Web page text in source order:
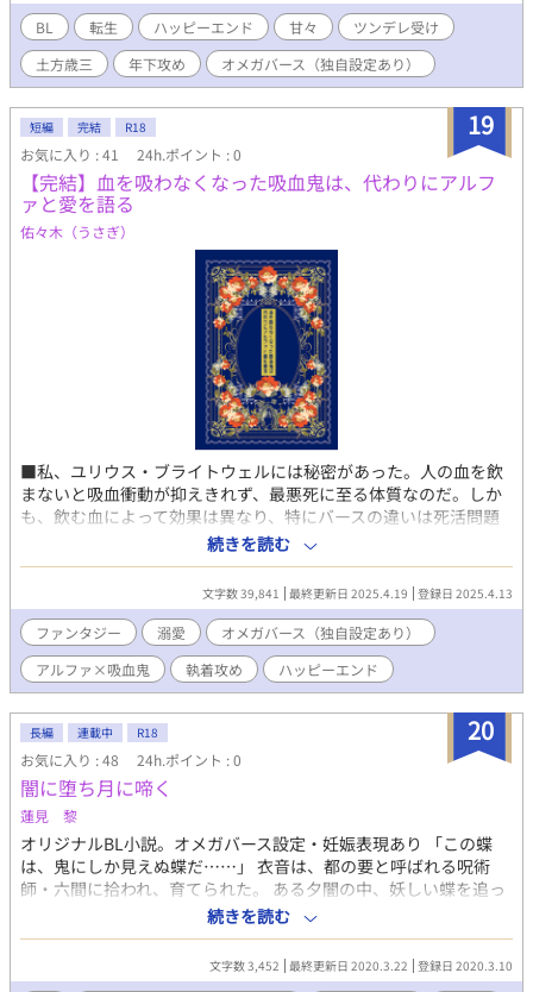
BL 転生 ハッピーエンド 甘々
ツンデレ受け
土方歳三
年下攻め オメガバース（独自設定あり）
19
短編 完結 R18
お気に入り : 41 24h.ポイント : 0
【完結】血を吸わなくなった吸血鬼は、代わりにアルフ
ァと愛を語る
佑々木（うさぎ）
■私、ユリウス・ブライトウェルには秘密があった。人の血を飲
まないと吸血衝動が抑えきれず、最悪死に至る体質なのだ。しか
も、飲む血によって効果は異なり、特にバースの違いは死活問題
となっている。できれば、持続的に効果のあるオメガの血がいい
のだが、緊急の場合は選んではいられない。ある夜、どうしても
吸血衝動が抑えきれず、うっかりアルファの血を飲んでしまい、
私は窮地に立たされる。なぜなら、アルファの血には催淫効果が
あるからだ。 ■アルファ×吸血種のラブストーリーです。独自設
定のオメガバースがあります。 ■R-18、BL要素がありますので、
ご注意ください。 エピソードタイトル横に目安があります。 ＊キ
ス描写 ＊＊性描写 ＊＊＊性行為描写 ■「お前は私の伴侶ではな
いっ！」から改題しました。
続きを読む
文字数 39,841 最終更新日 2025.4.19 登録日 2025.4.13
ファンタジー 溺愛
オメガバース（独自設定あり）
アルファ×吸血鬼
執着攻め ハッピーエンド
20
長編 連載中 R18
お気に入り : 48 24h.ポイント : 0
闇に堕ち月に啼く
蓮見 黎
オリジナルBL小説。オメガバース設定・妊娠表現あり 「この蝶
は、鬼にしか見えぬ蝶だ……」 衣音は、都の要と呼ばれる呪術
師・六間に拾われ、育てられた。 ある夕闇の中、妖しい蝶を追っ
てたどり着いたのは六間の弟子の屋敷だった。 そこで、衣音はあ
る美しい男に出会う。 衣音を鬼と呼び、無体を強いる男。玻璃
王。 衣音は、玻璃王によって、思い知らされる。人間ではなかっ
たのだと。 そして、知る。 快楽と、己の運命を。
続きを読む
文字数 3,452 最終更新日 2020.3.22 登録日 2020.3.10